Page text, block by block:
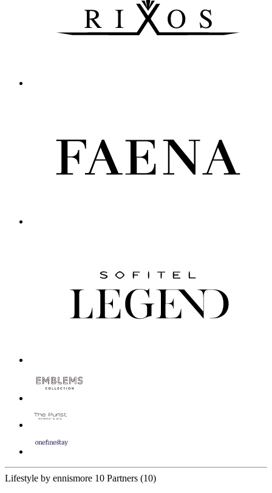
Lifestyle by ennismore 10 Partners (10)